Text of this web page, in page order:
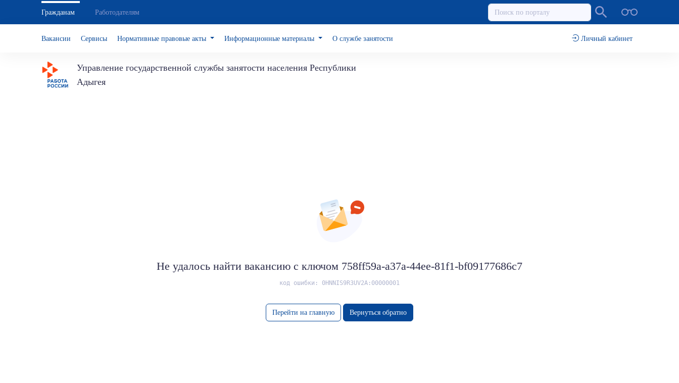
Гражданам Работодателям
Вакансии Сервисы Нормативные правовые акты Информационные материалы О службе занятости Личный кабинет
Управление государственной службы занятости населения Республики
Адыгея
Не удалось найти вакансию с ключом 758ff59a-a37a-44ee-81f1-bf09177686c7
код ошибки: 0HNNIS9R3UV2A:00000001
Перейти на главную Вернуться обратно